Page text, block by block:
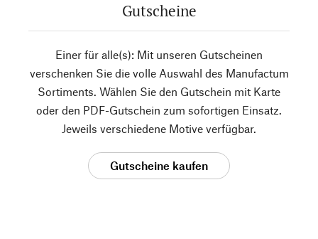
Gutscheine
Einer für alle(s): Mit unseren Gutscheinen
verschenken Sie die volle Auswahl des Manufactum
Sortiments. Wählen Sie den Gutschein mit Karte
oder den PDF-Gutschein zum sofortigen Einsatz.
Jeweils verschiedene Motive verfügbar.
Gutscheine kaufen